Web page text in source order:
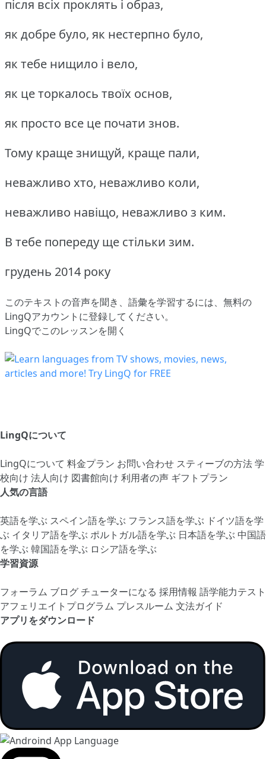
після всіх проклять і образ,
як добре було, як нестерпно було,
як тебе нищило і вело,
як це торкалось твоїх основ,
як просто все це почати знов.
Тому краще знищуй, краще пали,
неважливо хто, неважливо коли,
неважливо навіщо, неважливо з ким.
В тебе попереду ще стільки зим.
грудень 2014 року
このテキストの音声を聞き、語彙を学習するには、 無料の
LingQアカウントに登録してください。
LingQでこのレッスンを開く
LingQについて
LingQについて 料金プラン お問い合わせ スティーブの方法学
校向け 法人向け 図書館向け 利用者の声 ギフトプラン
人気の言語
英語を学ぶ スペイン語を学ぶ フランス語を学ぶ ドイツ語を学
ぶ イタリア語を学ぶ ポルトガル語を学ぶ 日本語を学ぶ 中国語
を学ぶ 韓国語を学ぶ ロシア語を学ぶ
学習資源
フォーラム ブログチューターになる 採用情報 語学能力テスト
アフェリエイトプログラム プレスルーム 文法ガイド
アプリをダウンロード